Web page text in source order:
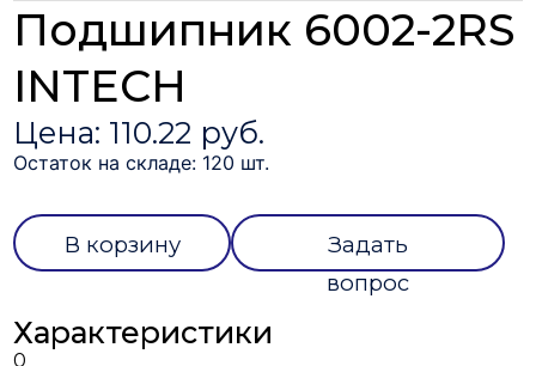
Подшипник 6002-2RS
INTECH
Цена: 110.22 руб.
Остаток на складе: 120 шт.
В корзину
Задать
вопрос
Характеристики
0